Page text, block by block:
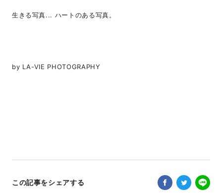
生きる写真... ハートのある写真。
by LA-VIE PHOTOGRAPHY
この記事をシェアする